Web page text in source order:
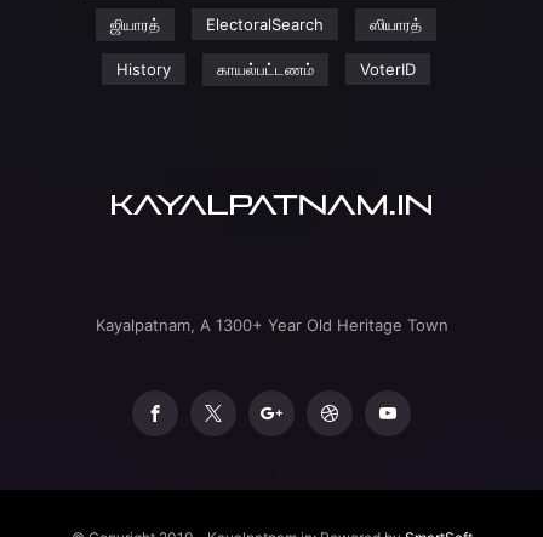
ஜியாரத் ElectoralSearch ஸியாரத்
History காயல்பட்டணம் VoterID
Kayalpatnam, A 1300+ Year Old Heritage Town